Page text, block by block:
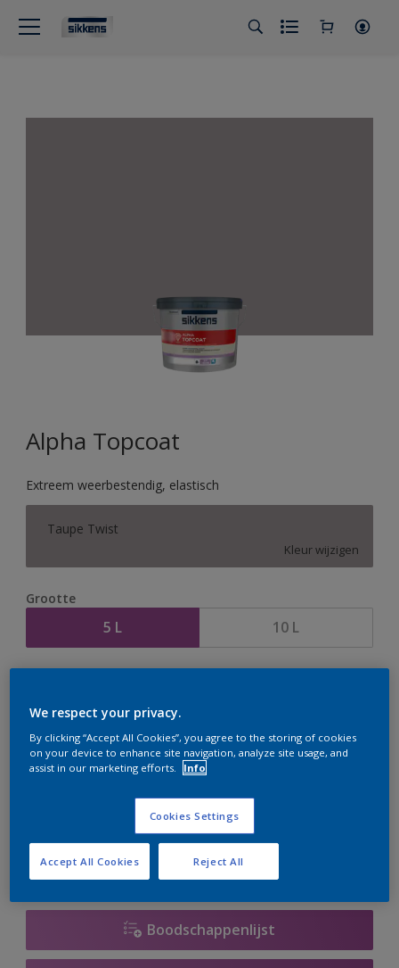
Alpha Topcoat
Extreem weerbestendig, elastisch
Taupe Twist
Kleur wijzigen
Grootte
5 L 10 L
Op dit moment is het niet mogelijk dit product online
te bestellen. Houd de website in de gaten, we werken
er hard aan om de voorraad aan te vullen.
Boodschappenlijst
We respect your privacy.
By clicking “Accept All Cookies”, you agree to the storing of cookies
on your device to enhance site navigation, analyze site usage, and
assist in our marketing efforts.
Info
Cookies Settings
Reject All
Accept All Cookies